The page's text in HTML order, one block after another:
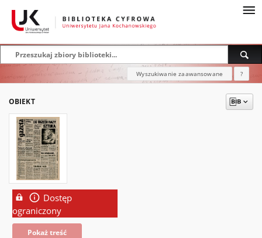
Wyszukiwanie zaawansowane ?
OBIEKT
Dostęp
ograniczony
Pokaż treść